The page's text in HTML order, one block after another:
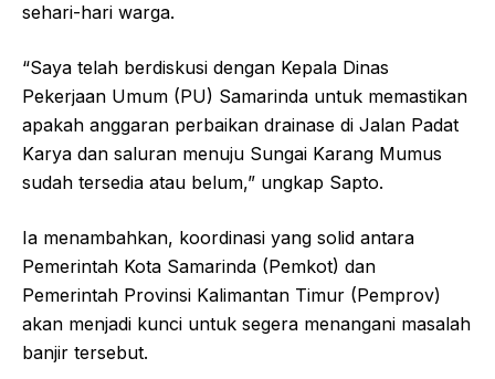
sehari-hari warga.
“Saya telah berdiskusi dengan Kepala Dinas
Pekerjaan Umum (PU) Samarinda untuk memastikan
apakah anggaran perbaikan drainase di Jalan Padat
Karya dan saluran menuju Sungai Karang Mumus
sudah tersedia atau belum,” ungkap Sapto.
Ia menambahkan, koordinasi yang solid antara
Pemerintah Kota Samarinda (Pemkot) dan
Pemerintah Provinsi Kalimantan Timur (Pemprov)
akan menjadi kunci untuk segera menangani masalah
banjir tersebut.